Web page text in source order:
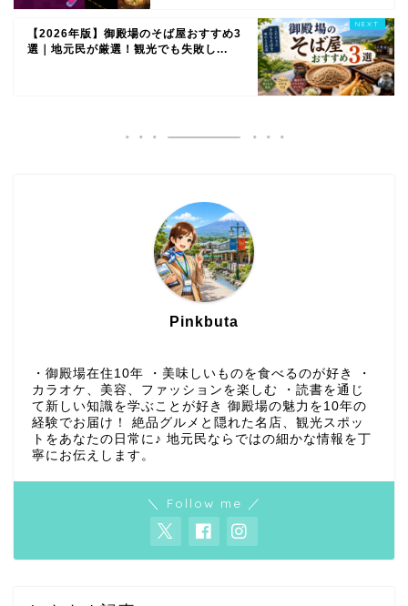
【2026年版】御殿場のそば屋おすすめ3
選｜地元民が厳選！観光でも失敗し...
Pinkbuta
・御殿場在住10年 ・美味しいものを食べるのが好き ・
カラオケ、美容、ファッションを楽しむ ・読書を通じ
て新しい知識を学ぶことが好き 御殿場の魅力を10年の
経験でお届け！ 絶品グルメと隠れた名店、観光スポッ
トをあなたの日常に♪ 地元民ならではの細かな情報を丁
寧にお伝えします。
＼ Follow me ／